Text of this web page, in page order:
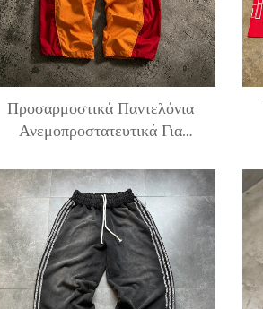
Προσαρμοστικά Παντελόνια
Ανεμοπροστατευτικά Για
Κομμάτια Διαφορετικών
Χρωμάτων, Υπερμεγέθη,
Χαλαρά, Ευρεία Στην Κάτω
Πλευρά, Από Πολυεστέρα και
Νάιλον